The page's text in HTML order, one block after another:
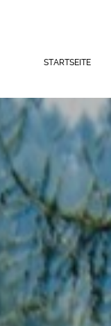
STARTSEITE